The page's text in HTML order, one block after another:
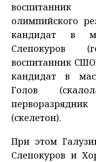
воспитанник
олимпийского
кандидат в
Слепокуров
воспитанник
кандидат в
Голов
(скелетон).
При этом
Слепокуров и